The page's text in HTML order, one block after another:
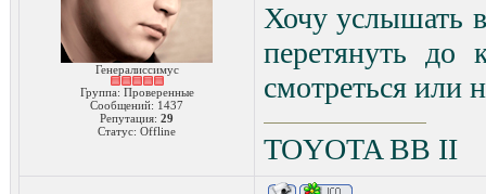
Генералиссимус
Группа: Проверенные
Сообщений: 1437
Репутация: 29
Статус: Offline
Хочу услышать
перетянуть до
смотреться или
TOYOTA ВВ II